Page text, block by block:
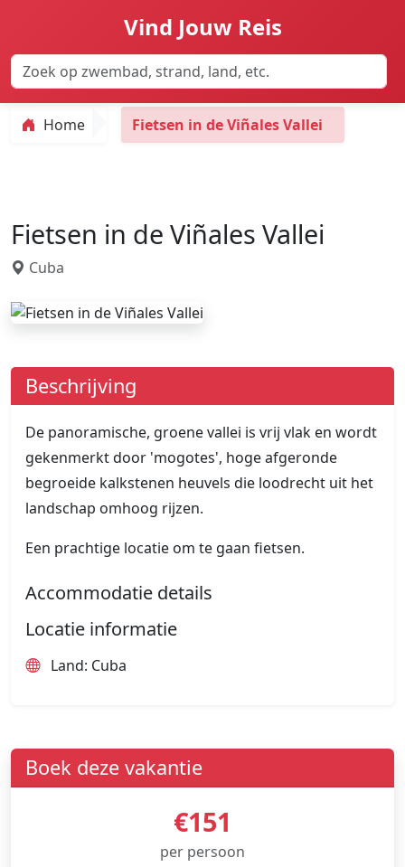
Vind Jouw Reis
Home Fietsen in de Viñales Vallei
Fietsen in de Viñales Vallei
Cuba
Beschrijving
De panoramische, groene vallei is vrij vlak en wordt
gekenmerkt door 'mogotes', hoge afgeronde
begroeide kalkstenen heuvels die loodrecht uit het
landschap omhoog rijzen.
Een prachtige locatie om te gaan fietsen.
Accommodatie details
Locatie informatie
Land: Cuba
Boek deze vakantie
€151
per persoon